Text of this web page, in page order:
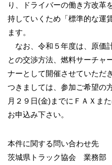
り、ドライバーの働き方改革
持していくため「標準的な運
ます。
なお、令和５年度は、原価
との交渉方法、燃料サーチャ
ナーとして開催させていただ
つきましては、参加ご希望の
月２９日(金)までにＦＡＸまた
お申込み下さい。
本件に関する問い合わせ先
茨城県トラック協会 業務部